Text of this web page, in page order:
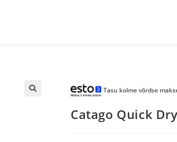
Tasu kolme võrdse
Catago Quick